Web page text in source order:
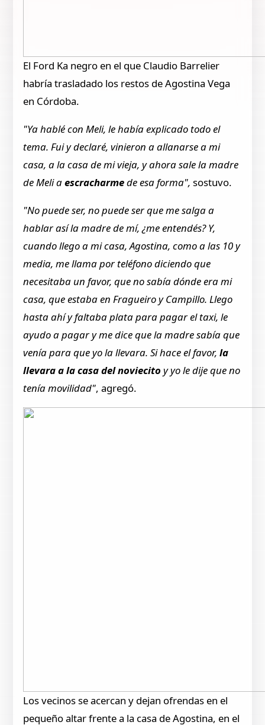
El Ford Ka negro en el que Claudio Barrelier
habría trasladado los restos de Agostina Vega
en Córdoba.
"Ya hablé con Meli, le había explicado todo el
tema. Fui y declaré, vinieron a allanarse a mi
casa, a la casa de mi vieja, y ahora sale la madre
de Meli aescracharmede esa forma",sostuvo.
"No puede ser, no puede ser que me salga a
hablar así la madre de mí, ¿me entendés? Y,
cuando llego a mi casa, Agostina, como a las 10 y
media, me llama por teléfono diciendo que
necesitaba un favor, que no sabía dónde era mi
casa, que estaba en Fragueiro y Campillo. Llego
hasta ahí y faltaba plata para pagar el taxi, le
ayudo a pagar y me dice que la madre sabía que
venía para que yo la llevara. Si hace el favor, la
llevara a la casa del noviecitoy yo le dije que no
tenía movilidad", agregó.
Los vecinos se acercan y dejan ofrendas en el
pequeño altar frente a la casa de Agostina, en el